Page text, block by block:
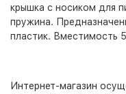
крышка с носиком для
пружина.
пластик. Вместимость
Интернет-магазин